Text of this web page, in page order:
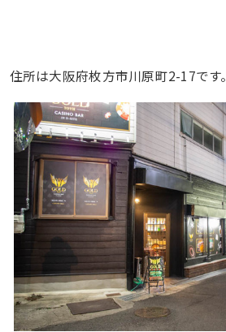
住所は大阪府枚方市川原町2-17です。